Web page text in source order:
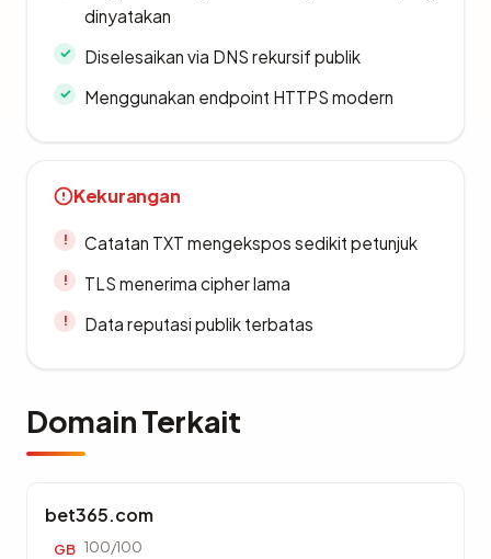
dinyatakan
Diselesaikan via DNS rekursif publik
Menggunakan endpoint HTTPS modern
Kekurangan
Catatan TXT mengekspos sedikit petunjuk
TLS menerima cipher lama
Data reputasi publik terbatas
Domain Terkait
bet365.com
GB 100/100